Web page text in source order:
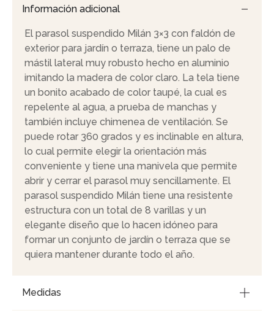
Información adicional
El parasol suspendido Milán 3×3 con faldón de
exterior para jardín o terraza, tiene un palo de
mástil lateral muy robusto hecho en aluminio
imitando la madera de color claro. La tela tiene
un bonito acabado de color taupé, la cual es
repelente al agua, a prueba de manchas y
también incluye chimenea de ventilación. Se
puede rotar 360 grados y es inclinable en altura,
lo cual permite elegir la orientación más
conveniente y tiene una manivela que permite
abrir y cerrar el parasol muy sencillamente. El
parasol suspendido Milán tiene una resistente
estructura con un total de 8 varillas y un
elegante diseño que lo hacen idóneo para
formar un conjunto de jardín o terraza que se
quiera mantener durante todo el año.
Medidas